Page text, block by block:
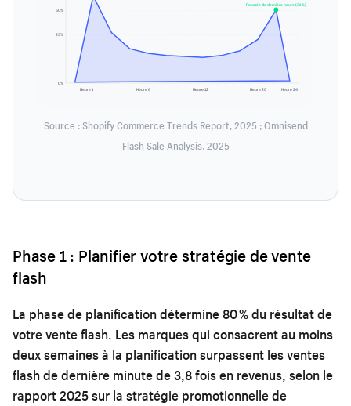
0%
25%
50%
Poussée de dernière heure (31 %)
Heure 1 Heure 6 Heure 12 Heure 20 Heure 24
Source : Shopify Commerce Trends Report, 2025 ; Omnisend
Flash Sale Analysis, 2025
Phase 1 : Planifier votre stratégie de vente
flash
La phase de planification détermine 80 % du résultat de
votre vente flash. Les marques qui consacrent au moins
deux semaines à la planification surpassent les ventes
flash de dernière minute de 3,8 fois en revenus, selon le
rapport 2025 sur la stratégie promotionnelle de